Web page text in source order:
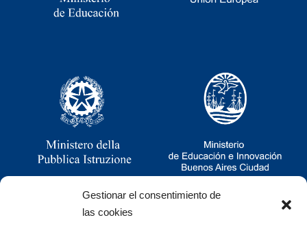
Gestionar el consentimiento de
las cookies